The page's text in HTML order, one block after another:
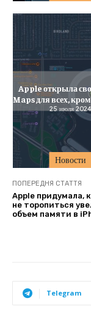
Новости
Apple открыла
Maps для всех,
25 июля 2024
ПОПЕРЕДНЯ СТАТТЯ
Apple придумала,
не торопиться
объем памяти в
Telegram